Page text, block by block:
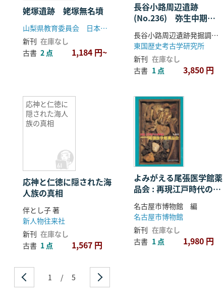
姥塚遺跡 姥塚無名墳
山梨県教育委員会 日本道路公団
新刊 在庫なし
古書 2 点 1,184 円~
長谷小路周辺遺跡
(No.236) 弥生中期〜
平安時代葬送地から中世
方形竪穴建物群地域へ長谷小路周辺遺跡発掘調査団 編
東国歴史考古学研究所
新刊 在庫なし
古書 1 点 3,850 円
応神と仁徳に
隠された海人
族の真相
応神と仁徳に隠された海
人族の真相
伴とし子 著
新人物往来社
新刊 在庫なし
古書 1 点 1,567 円
よみがえる尾張医学館薬
品会 : 再現江戸時代の博
覧会
名古屋市博物館 編
名古屋市博物館
新刊 在庫なし
古書 1 点 1,980 円
1 / 5